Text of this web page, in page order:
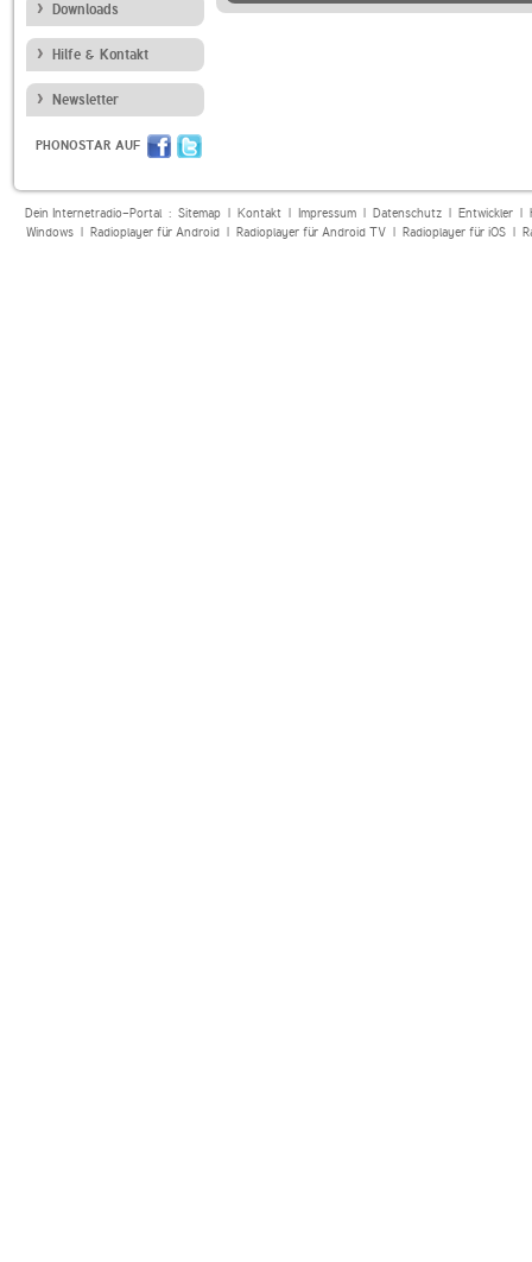
Downloads
Hilfe & Kontakt
Newsletter
PHONOSTAR AUF
Dein Internetradio-Portal : Sitemap| Kontakt| Impressum| Datenschutz| Entwickler|
Windows| Radioplayer für Android| Radioplayer für Android TV| Radioplayer für iOS|